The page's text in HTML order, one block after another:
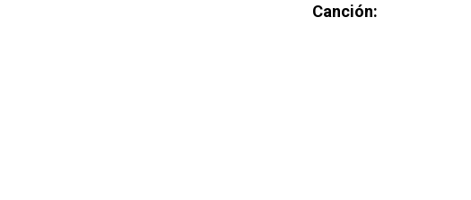
Canción: